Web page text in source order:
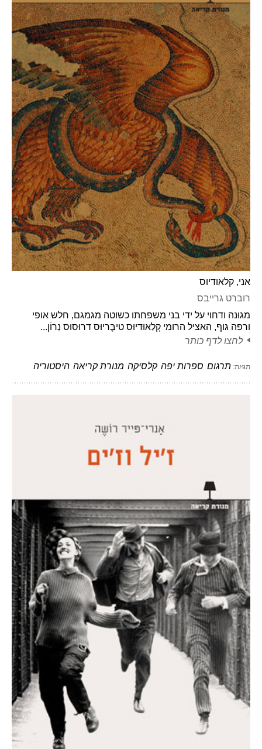
אני, קלאודיוס
רוברט גרייבס
מגוּנה ודחוי על ידי בני משפחתו כשוטה מגמגם, חלש אופי
ורפה גוף, האציל הרומי קְלַאוּדיוּס טיבֶּריוּס דרוּסוּס נֵרוֹן...
לחצו לדף כותר
תגיות: תרגום ספרות יפה קלסיקה מנורת קריאה היסטוריה